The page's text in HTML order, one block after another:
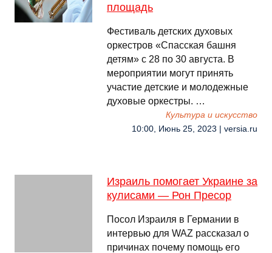
площадь
Фестиваль детских духовых
оркестров «Спасская башня
детям» с 28 по 30 августа. В
мероприятии могут принять
участие детские и молодежные
духовые оркестры. …
Культура и искусство
10:00, Июнь 25, 2023 | versia.ru
Израиль помогает Украине за
кулисами — Рон Пресор
Посол Израиля в Германии в
интервью для WAZ рассказал о
причинах почему помощь его